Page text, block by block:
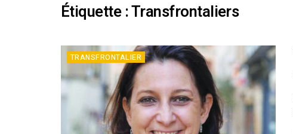
Étiquette :Transfrontaliers
TRANSFRONTALIER